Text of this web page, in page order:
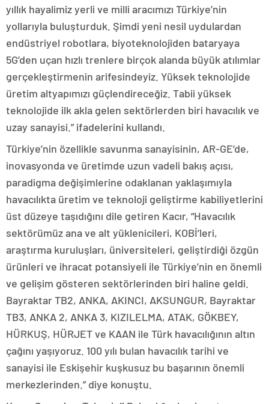
yıllık hayalimiz yerli ve milli aracımızı Türkiye’nin
yollarıyla buluşturduk. Şimdi yeni nesil uydulardan
endüstriyel robotlara, biyoteknolojiden bataryaya
5G’den uçan hızlı trenlere birçok alanda büyük atılımlar
gerçekleştirmenin arifesindeyiz. Yüksek teknolojide
üretim altyapımızı güçlendireceğiz. Tabii yüksek
teknolojide ilk akla gelen sektörlerden biri havacılık ve
uzay sanayisi.” ifadelerini kullandı.
Türkiye’nin özellikle savunma sanayisinin, AR-GE’de,
inovasyonda ve üretimde uzun vadeli bakış açısı,
paradigma değişimlerine odaklanan yaklaşımıyla
havacılıkta üretim ve teknoloji geliştirme kabiliyetlerini
üst düzeye taşıdığını dile getiren Kacır, “Havacılık
sektörümüz ana ve alt yüklenicileri, KOBİ’leri,
araştırma kuruluşları, üniversiteleri, geliştirdiği özgün
ürünleri ve ihracat potansiyeli ile Türkiye’nin en önemli
ve gelişim gösteren sektörlerinden biri haline geldi.
Bayraktar TB2, ANKA, AKINCI, AKSUNGUR, Bayraktar
TB3, ANKA 2, ANKA 3, KIZILELMA, ATAK, GÖKBEY,
HÜRKUŞ, HÜRJET ve KAAN ile Türk havacılığının altın
çağını yaşıyoruz. 100 yılı bulan havacılık tarihi ve
sanayisi ile Eskişehir kuşkusuz bu başarının önemli
merkezlerinden.” diye konuştu.